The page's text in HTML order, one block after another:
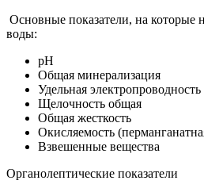
Основные показатели, на которые
воды:
рН
Общая минерализация
Удельная электропроводность
Щелочность общая
Общая жесткость
Окисляемость
Взвешенные вещества
Органолептические показатели